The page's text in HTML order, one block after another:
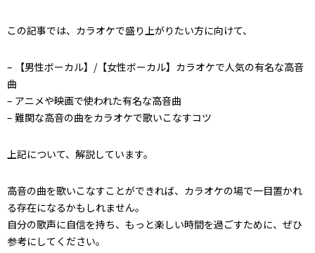
この記事では、カラオケで盛り上がりたい方に向けて、
– 【男性ボーカル】/【女性ボーカル】カラオケで人気の有名な高音
曲
– アニメや映画で使われた有名な高音曲
– 難関な高音の曲をカラオケで歌いこなすコツ
上記について、解説しています。
高音の曲を歌いこなすことができれば、カラオケの場で一目置かれ
る存在になるかもしれません。
自分の歌声に自信を持ち、もっと楽しい時間を過ごすために、ぜひ
参考にしてください。